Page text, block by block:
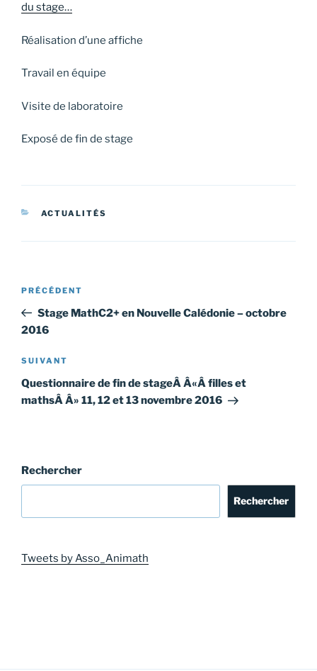
du stage…
Réalisation d’une affiche
Travail en équipe
Visite de laboratoire
Exposé de fin de stage
CATÉGORIES
ACTUALITÉS
Navigation
l’article
Article
précédent
PRÉCÉDENT
Stage MathC2+ en Nouvelle Calédonie – octobre
2016
Article
suivant
SUIVANT
Questionnaire de fin de stageÂ Â«Â filles et
mathsÂ Â» 11, 12 et 13 novembre 2016
Rechercher
Rechercher
Tweets by Asso_Animath